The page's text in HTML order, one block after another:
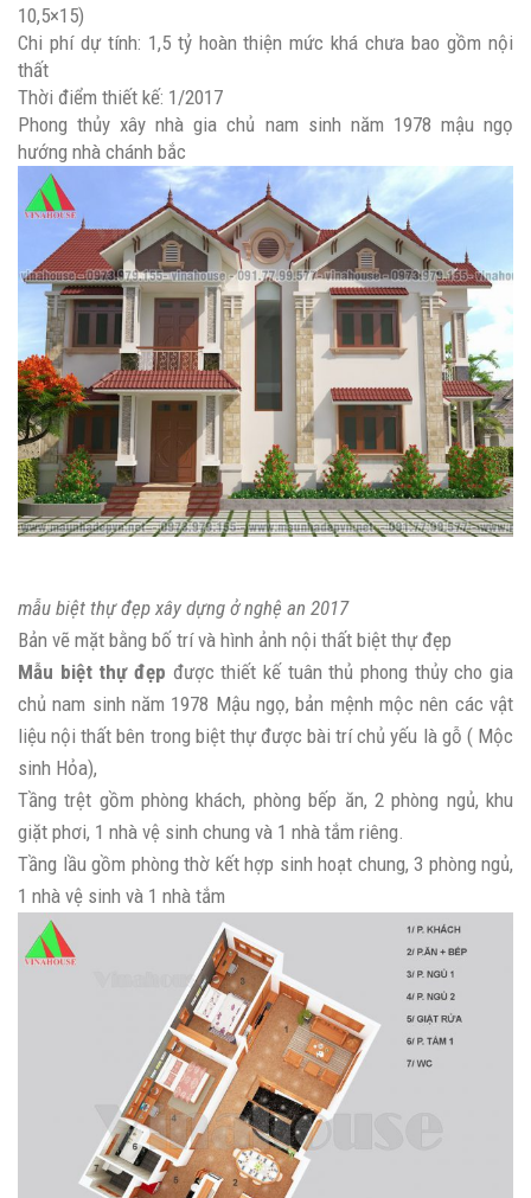
10,5×15)
Chi phí dự tính: 1,5 tỷ hoàn thiện mức khá chưa bao gồm nội
thất
Thời điểm thiết kế: 1/2017
Phong thủy xây nhà gia chủ nam sinh năm 1978 mậu ngọ
hướng nhà chánh bắc
mẫu biệt thự đẹp xây dựng ở nghệ an 2017
Bản vẽ mặt bằng bố trí và hình ảnh nội thất biệt thự đẹp
Mẫu biệt thự đẹp được thiết kế tuân thủ phong thủy cho gia
chủ nam sinh năm 1978 Mậu ngọ, bản mệnh mộc nên các vật
liệu nội thất bên trong biệt thự được bài trí chủ yếu là gỗ ( Mộc
sinh Hỏa),
Tầng trệt gồm phòng khách, phòng bếp ăn, 2 phòng ngủ, khu
giặt phơi, 1 nhà vệ sinh chung và 1 nhà tắm riêng.
Tầng lầu gồm phòng thờ kết hợp sinh hoạt chung, 3 phòng ngủ,
1 nhà vệ sinh và 1 nhà tắm